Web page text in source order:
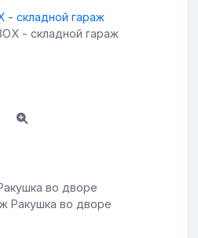
- складной гараж
Ракушка во дворе